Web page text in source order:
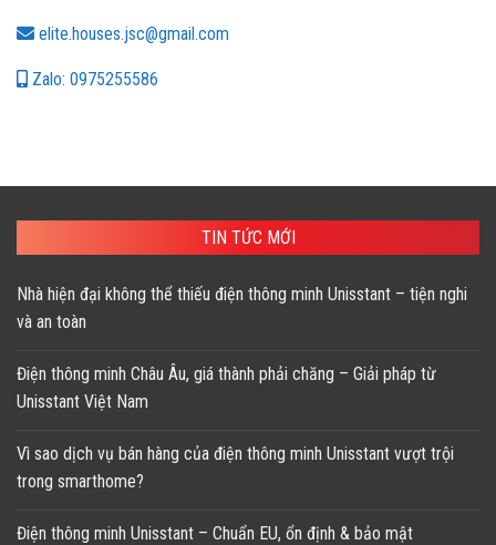
elite.houses.jsc@gmail.com
Zalo: 0975255586
TIN TỨC MỚI
Nhà hiện đại không thể thiếu điện thông minh Unisstant – tiện nghi
và an toàn
Điện thông minh Châu Âu, giá thành phải chăng – Giải pháp từ
Unisstant Việt Nam
Vì sao dịch vụ bán hàng của điện thông minh Unisstant vượt trội
trong smarthome?
Điện thông minh Unisstant – Chuẩn EU, ổn định & bảo mật